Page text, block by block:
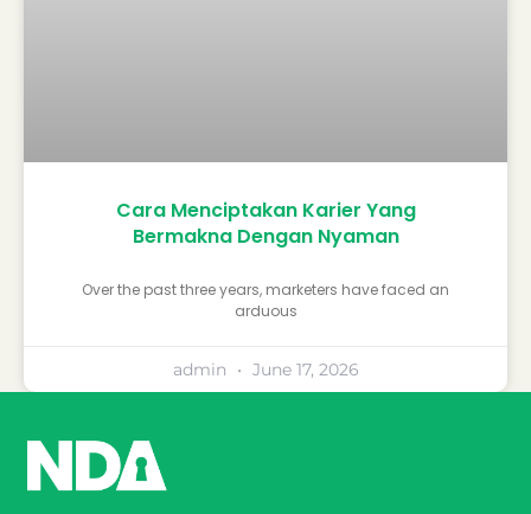
Cara Menciptakan Karier Yang
Bermakna Dengan Nyaman
Over the past three years, marketers have faced an
arduous
admin June 17, 2026